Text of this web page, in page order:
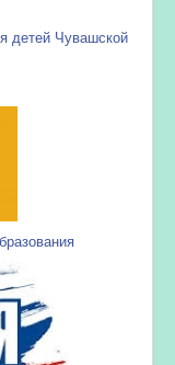
детей Чувашской